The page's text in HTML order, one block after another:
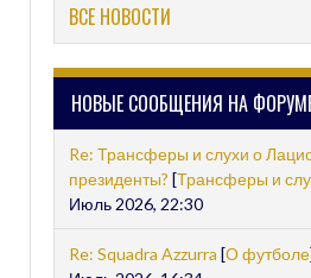
ВСЕ НОВОСТИ
НОВЫЕ СООБЩЕНИЯ НА
Re: Трансферы и слухи о
президенты? [Трансферы и
Июль 2026, 22:30
Re: Squadra Azzurra [О футболе